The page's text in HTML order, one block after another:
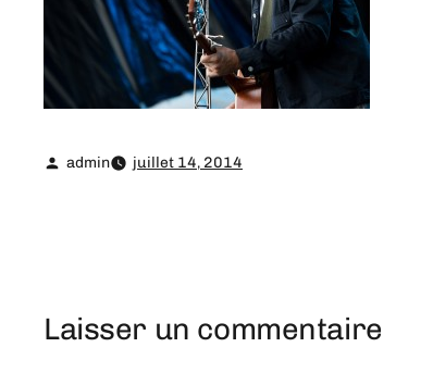
admin juillet 14, 2014
Laisser un commentaire